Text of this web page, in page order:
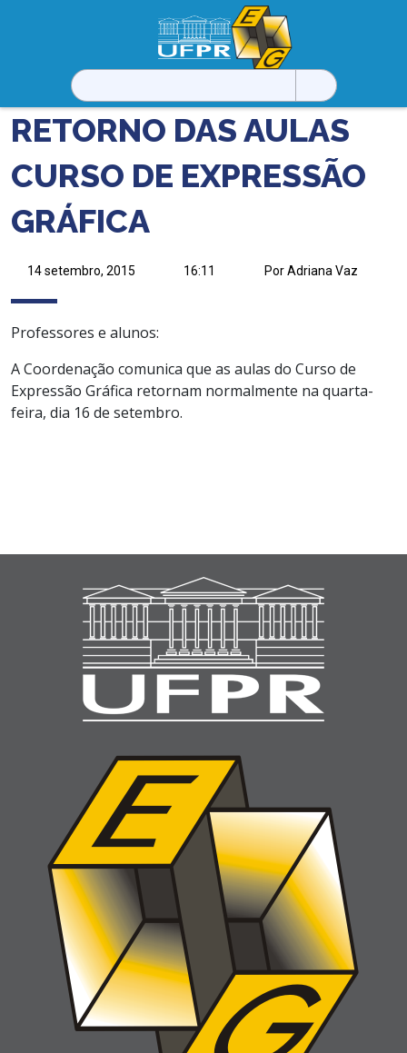
Pesquisar
por:
RETORNO DAS AULAS
CURSO DE EXPRESSÃO
GRÁFICA
14 setembro, 2015 16:11 Por Adriana Vaz
Professores e alunos:
A Coordenação comunica que as aulas do Curso de
Expressão Gráfica retornam normalmente na quarta-
feira, dia 16 de setembro.